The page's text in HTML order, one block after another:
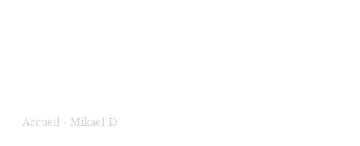
Accueil › Mikael D